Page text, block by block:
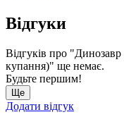
Відгуки
Відгуків про
купання)" ще немає.
Будьте першим!
Ще
Додати відгук